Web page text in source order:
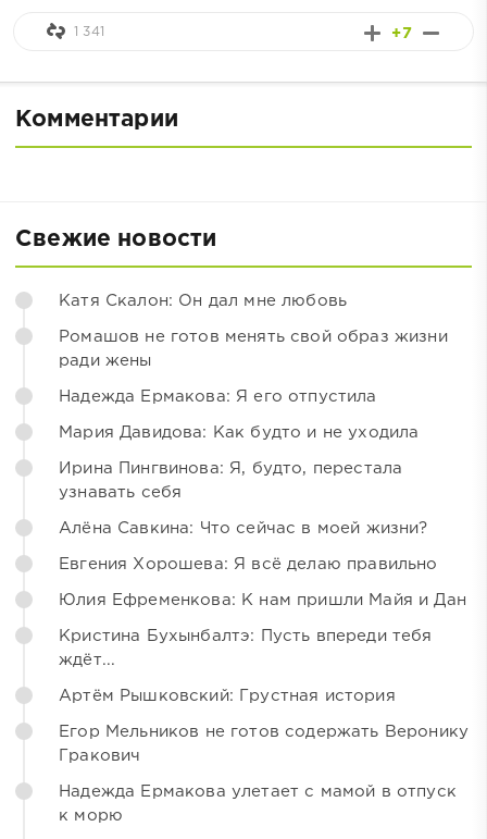
+7
1 341
Комментарии
Свежие новости
Катя Скалон: Он дал мне любовь
Ромашов не готов менять свой образ жизни
ради жены
Надежда Ермакова: Я его отпустила
Мария Давидова: Как будто и не уходила
Ирина Пингвинова: Я, будто, перестала
узнавать себя
Алёна Савкина: Что сейчас в моей жизни?
Евгения Хорошева: Я всё делаю правильно
Юлия Ефременкова: К нам пришли Майя и Дан
Кристина Бухынбалтэ: Пусть впереди тебя
ждёт...
Артём Рышковский: Грустная история
Егор Мельников не готов содержать Веронику
Гракович
Надежда Ермакова улетает с мамой в отпуск
к морю